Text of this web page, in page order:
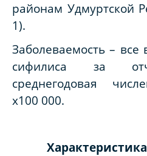
районам Удмуртской
1).
Заболеваемость –
сифилиса за
среднегодовая
х100 000.